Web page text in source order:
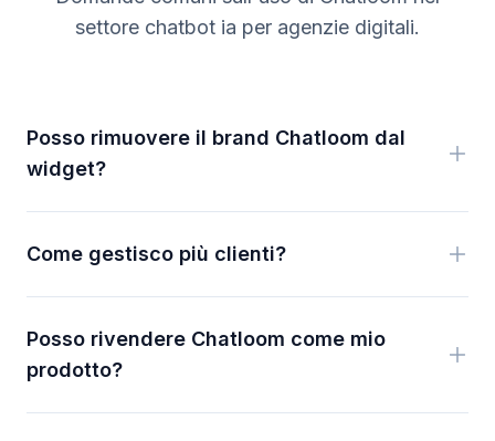
settore chatbot ia per agenzie digitali.
Posso rimuovere il brand Chatloom dal
widget?
Come gestisco più clienti?
Posso rivendere Chatloom come mio
prodotto?